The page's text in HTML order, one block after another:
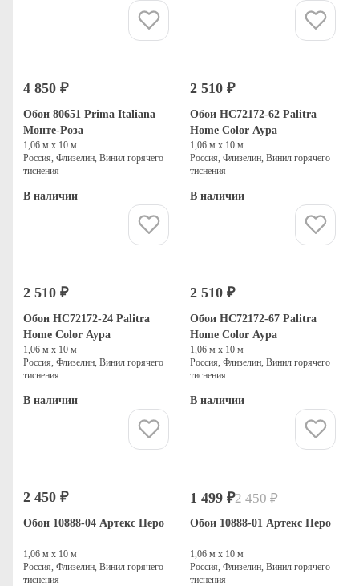
4 850 ₽
Обои 80651 Prima Italiana
Монте-Роза
1,06 м х 10 м
Россия, Флизелин, Винил горячего
тиснения
В наличии
2 510 ₽
Обои HC72172-62 Palitra
Home Color Аура
1,06 м х 10 м
Россия, Флизелин, Винил горячего
тиснения
В наличии
2 510 ₽
Обои HC72172-24 Palitra
Home Color Аура
1,06 м х 10 м
Россия, Флизелин, Винил горячего
тиснения
В наличии
2 510 ₽
Обои HC72172-67 Palitra
Home Color Аура
1,06 м х 10 м
Россия, Флизелин, Винил горячего
тиснения
В наличии
2 450 ₽
Обои 10888-04 Артекс Перо
1,06 м х 10 м
Россия, Флизелин, Винил горячего
тиснения
Распродажа
1 499 ₽2 450 ₽
Обои 10888-01 Артекс Перо
1,06 м х 10 м
Россия, Флизелин, Винил горячего
тиснения